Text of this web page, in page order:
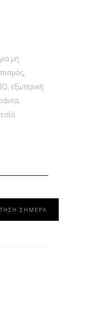
μη
εξωτερική
ΣΗΜΕΡΑ